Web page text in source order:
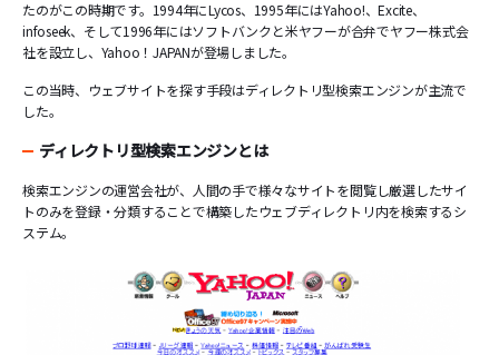
たのがこの時期です。1994年にLycos、1995年にはYahoo!、Excite、
infoseek、そして1996年にはソフトバンクと米ヤフーが合弁でヤフー株式会
社を設立し、Yahoo！JAPANが登場しました。
この当時、ウェブサイトを探す手段はディレクトリ型検索エンジンが主流で
した。
ディレクトリ型検索エンジンとは
検索エンジンの運営会社が、人間の手で様々なサイトを閲覧し厳選したサイ
トのみを登録・分類することで構築したウェブディレクトリ内を検索するシ
ステム。